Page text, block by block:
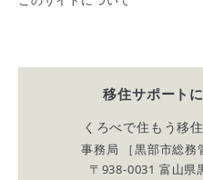
移住サポート
くろべで住もう移
事務局 ［黒部市総務
〒938-0031 富山県